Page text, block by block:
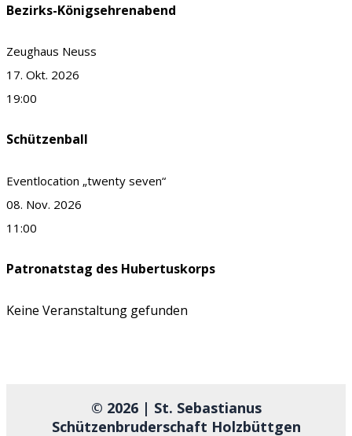
Bezirks-Königsehrenabend
Zeughaus Neuss
17. Okt. 2026
19:00
Schützenball
Eventlocation „twenty seven“
08. Nov. 2026
11:00
Patronatstag des Hubertuskorps
Keine Veranstaltung gefunden
© 2026 | St. Sebastianus
Schützenbruderschaft Holzbüttgen